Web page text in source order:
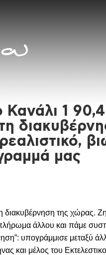
Κανάλι 1
μας
διακυβέρνηση της χώρας.
άλλου και πάμε
”: υπογράμμισε μεταξύ
και μέλος του